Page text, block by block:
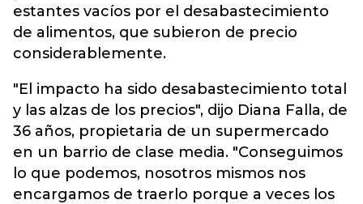
estantes vacíos por el desabastecimiento
de alimentos, que subieron de precio
considerablemente.
"El impacto ha sido desabastecimiento total
y las alzas de los precios", dijo Diana Falla, de
36 años, propietaria de un supermercado
en un barrio de clase media. "Conseguimos
lo que podemos, nosotros mismos nos
encargamos de traerlo porque a veces los